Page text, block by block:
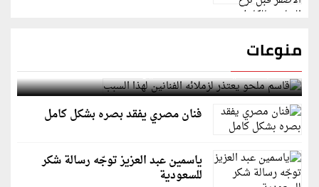
منوعات
قاسم ملحو يعتذر لزملائه الفنانين لهذا السبب
فنان مصري يفقد بصره بشكل كامل
ياسمين عبد العزيز توجّه رسالة شكر
للسعودية